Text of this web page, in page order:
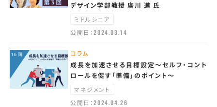
デザイン学部教授 廣川 進 氏
ミドルシニア
公開日：2024.03.14
コラム
成長を加速させる目標設定〜セルフ・コント
ロールを促す「準備」のポイント〜
マネジメント
公開日：2024.04.26